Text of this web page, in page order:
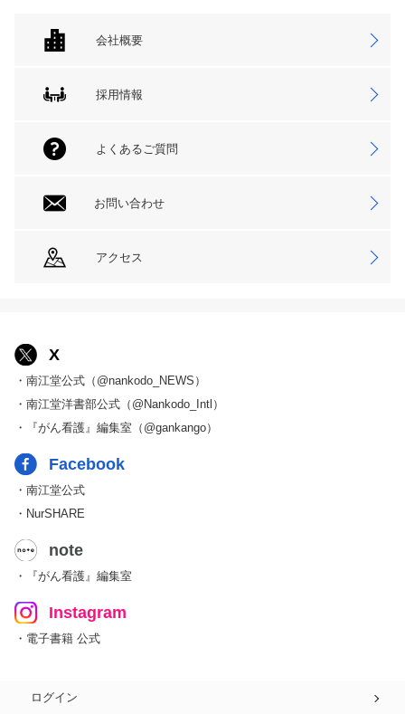
会社概要
採用情報
よくあるご質問
お問い合わせ
アクセス
X
・南江堂公式（@nankodo_NEWS）
・南江堂洋書部公式（@Nankodo_Intl）
・『がん看護』編集室（@gankango）
Facebook
・南江堂公式
・NurSHARE
note
・『がん看護』編集室
Instagram
・電子書籍 公式
ログイン